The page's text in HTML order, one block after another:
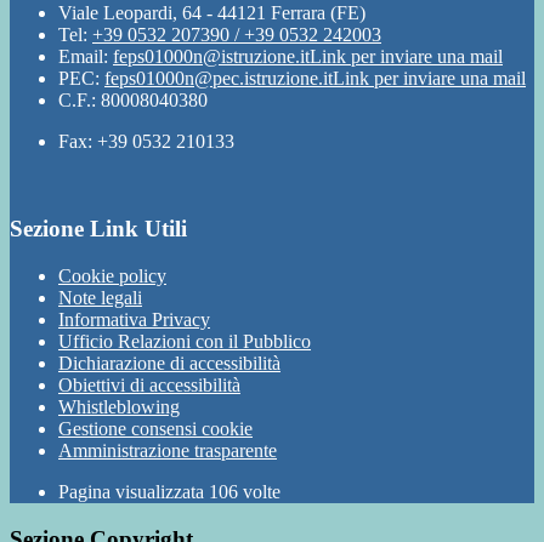
Viale Leopardi, 64 - 44121 Ferrara (FE)
Tel: +39 0532 207390 / +39 0532 242003
Email: feps01000n@istruzione.itLink per inviare una mail
PEC: feps01000n@pec.istruzione.itLink per inviare una mail
C.F.: 80008040380
Fax: +39 0532 210133
Sezione Link Utili
Cookie policy
Note legali
Informativa Privacy
Ufficio Relazioni con il Pubblico
Dichiarazione di accessibilità
Obiettivi di accessibilità
Whistleblowing
Gestione consensi cookie
Amministrazione trasparente
Pagina visualizzata 106 volte